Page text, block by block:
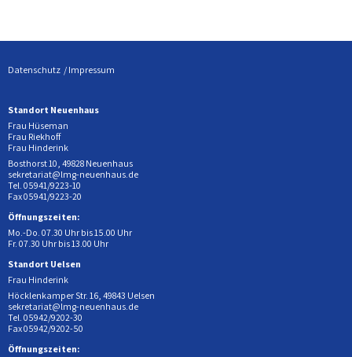
Datenschutz Impressum
Standort Neuenhaus
Frau Hüseman
Frau Riekhoff
Frau Hinderink
Bosthorst 10, 49828 Neuenhaus
sekretariat@lmg-neuenhaus.de
Tel. 05941/9223-10
Fax 05941/9223-20
Öffnungszeiten:
Mo.-Do. 07.30 Uhr bis 15.00 Uhr
Fr. 07.30 Uhr bis 13.00 Uhr
Standort Uelsen
Frau Hinderink
Höcklenkamper Str. 16, 49843 Uelsen
sekretariat@lmg-neuenhaus.de
Tel. 05942/9202-30
Fax 05942/9202-50
Öffnungszeiten: